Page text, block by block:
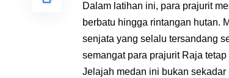
Dalam latihan ini, para prajurit
berbatu hingga rintangan hutan.
senjata yang selalu tersandang
semangat para prajurit Raja
Jelajah medan ini bukan